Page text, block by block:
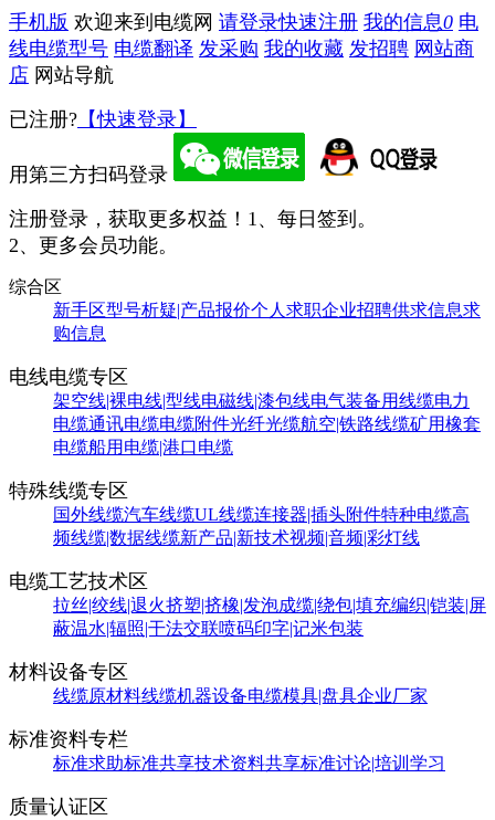
手机版 欢迎来到电缆网 请登录快速注册 我的信息0 电
线电缆型号 电缆翻译 发采购 我的收藏 发招聘 网站商
店 网站导航
已注册? 【快速登录】
用第三方扫码登录
注册登录，获取更多权益！ 1、每日签到。
2、更多会员功能。
综合区
新手区型号析疑|产品报价个人求职企业招聘供求信息求
购信息
电线电缆专区
架空线|裸电线|型线电磁线|漆包线电气装备用线缆电力
电缆通讯电缆电缆附件光纤光缆航空|铁路线缆矿用橡套
电缆船用电缆|港口电缆
特殊线缆专区
国外线缆汽车线缆UL线缆连接器|插头附件特种电缆高
频线缆|数据线缆新产品|新技术视频|音频|彩灯线
电缆工艺技术区
拉丝|绞线|退火挤塑|挤橡|发泡成缆|绕包|填充编织|铠装|屏
蔽温水|辐照|干法交联喷码印字|记米包装
材料设备专区
线缆原材料线缆机器设备电缆模具|盘具企业厂家
标准资料专栏
标准求助标准共享技术资料共享标准讨论|培训学习
质量认证区